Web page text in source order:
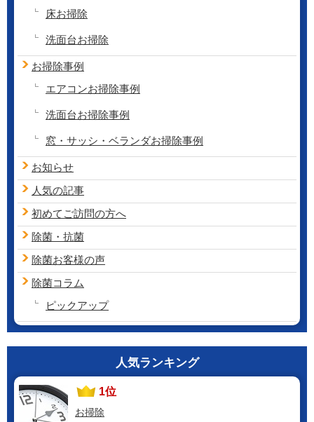
床お掃除
洗面台お掃除
お掃除事例
エアコンお掃除事例
洗面台お掃除事例
窓・サッシ・ベランダお掃除事例
お知らせ
人気の記事
初めてご訪問の方へ
除菌・抗菌
除菌お客様の声
除菌コラム
ピックアップ
人気ランキング
1位
お掃除